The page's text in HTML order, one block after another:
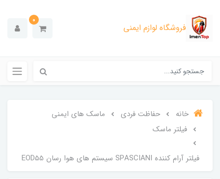
فروشگاه لوازم ایمنی
0
خانه حفاظت فردی
ماسک های ایمنی
فیلتر ماسک
فیلتر آرام کننده SPASCIANI سیستم های هوا رسان EOD55